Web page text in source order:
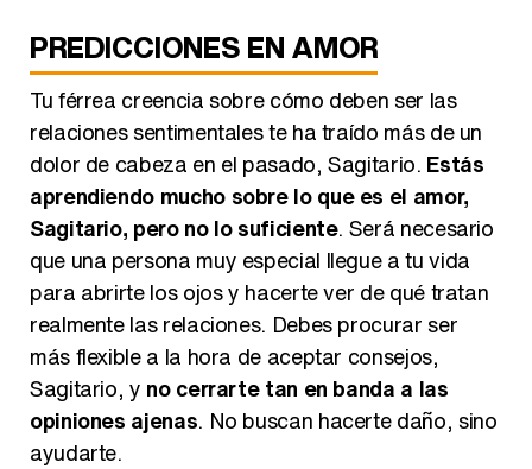
PREDICCIONES EN AMOR
Tu férrea creencia sobre cómo deben ser las
relaciones sentimentales te ha traído más de un
dolor de cabeza en el pasado, Sagitario. Estás
aprendiendo mucho sobre lo que es el amor,
Sagitario, pero no lo suficiente. Será necesario
que una persona muy especial llegue a tu vida
para abrirte los ojos y hacerte ver de qué tratan
realmente las relaciones. Debes procurar ser
más flexible a la hora de aceptar consejos,
Sagitario, y no cerrarte tan en banda a las
opiniones ajenas. No buscan hacerte daño, sino
ayudarte.